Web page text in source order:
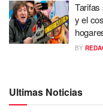
Tarifas
y el
BY
Ultimas Noticias